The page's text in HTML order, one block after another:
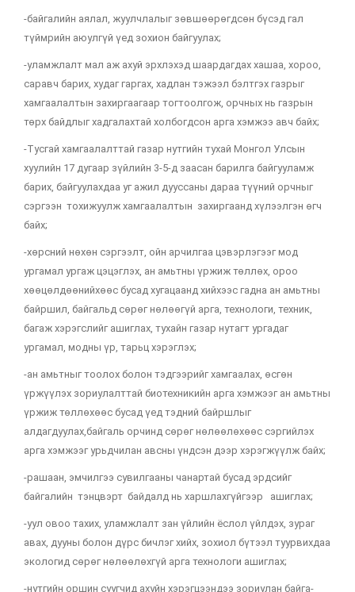
-байгалийн аялал, жуулчлалыг зөвшөөрөгдсөн бүсэд гал
түймрийн аюулгүй үед зохион байгуулах;
-уламжлалт мал аж ахуй эрхлэхэд шаардагдах хашаа, хороо,
саравч барих, худаг гаргах, хадлан тэжээл бэлтгэх газрыг
хамгаалалтын захиргаагаар тогтоолгож, орчных нь газрын
төрх байдлыг хадгалахтай холбогдсон арга хэмжээ авч байх;
-Тусгай хамгаалалттай газар нутгийн тухай Монгол Улсын
хуулийн 17 дугаар зүйлийн 3-5-д заасан барилга байгууламж
барих, байгуулахдаа уг ажил дууссаны дараа түүний орчныг
сэргээн тохижуулж хамгаалалтын захиргаанд хүлээлгэн өгч
байх;
-хөрсний нөхөн сэргээлт, ойн арчилгаа цэвэрлэгээг мод
ургамал ургаж цэцэглэх, ан амьтны үржиж төллөх, ороо
хөөцөлдөөнийхөөс бусад хугацаанд хийхээс гадна ан амьтны
байршил, байгальд сөрөг нөлөөгүй арга, технологи, техник,
багаж хэрэгслийг ашиглах, тухайн газар нутагт ургадаг
ургамал, модны үр, тарьц хэрэглэх;
-ан амьтныг тоолох болон тэдгээрийг хамгаалах, өсгөн
үржүүлэх зориулалттай биотехникийн арга хэмжээг ан амьтны
үржиж төллөхөөс бусад үед тэдний байршлыг
алдагдуулах,байгаль орчинд сөрөг нөлөөлөхөөс сэргийлэх
арга хэмжээг урьдчилан авсны үндсэн дээр хэрэгжүүлж байх;
-рашаан, эмчилгээ сувилгааны чанартай бусад эрдсийг
байгалийн тэнцвэрт байдалд нь харшлахгүйгээр ашиглах;
-уул овоо тахих, уламжлалт зан үйлийн ёслол үйлдэх, зураг
авах, дууны болон дүрс бичлэг хийх, зохиол бүтээл туурвихдаа
экологид сөрөг нөлөөлөхгүй арга технологи ашиглах;
-нутгийн оршин суугчид ахуйн хэрэгцээндээ зориулан байга-